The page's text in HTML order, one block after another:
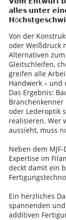
𝗮𝗹𝗹𝗲𝘀 𝘂𝗻𝘁𝗲𝗿
Von der
oder Weißdruck
Alternativen
Gleitschleifen,
greifen alle
Handwerk – und
Das Ergebnis:
oder Lederoptik
realisieren. Wer
aussieht, muss
Neben dem
Expertise im
deckt damit ein
Ein herzliches
spannenden
additiven